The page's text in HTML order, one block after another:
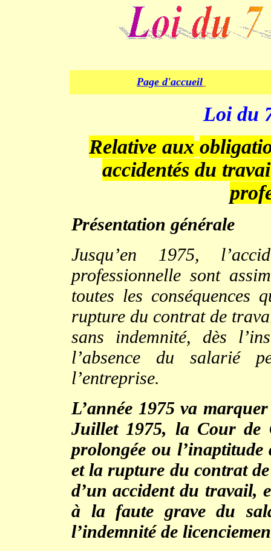
Page d'accueil
Loi du
Relative aux
accidentés du
Présentation générale
Jusqu’en 1975,
professionnelle sont
toutes les conséquences
rupture du contrat de
sans indemnité, dès
l’absence du salarié
l’entreprise.
L’année 1975 va
Juillet 1975, la Cour de
prolongée ou
et la rupture du contrat
d’un accident du travail,
à la faute grave du
l’indemnité de